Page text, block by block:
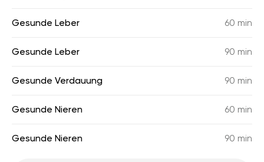
Gesunde Leber 60 min
Gesunde Leber 90 min
Gesunde Verdauung 90 min
Gesunde Nieren 60 min
Gesunde Nieren 90 min